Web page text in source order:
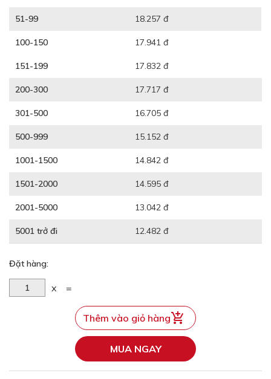
51-99 18.257 đ
100-150 17.941 đ
151-199 17.832 đ
200-300 17.717 đ
301-500 16.705 đ
500-999 15.152 đ
1001-1500 14.842 đ
1501-2000 14.595 đ
2001-5000 13.042 đ
5001 trở đi 12.482 đ
Đặt hàng:
x =
Thêm vào giỏ hàng
MUA NGAY